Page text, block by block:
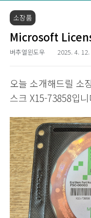
소장품
Microsoft
버추얼윈도우 2025. 4. 12.
오늘 소개해드릴 소
스크 X15-73858입